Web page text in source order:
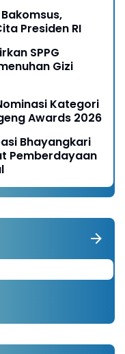
Presiden RI
SPPG
Gizi
Kategori
Awards 2026
Bhayangkari
Pemberdayaan